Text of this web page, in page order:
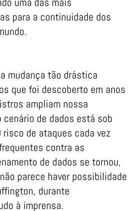
para a continuidade dos
mudança tão drástica
que foi descoberto em anos
ampliam nossa
cenário de dados está sob
de ataques cada vez
contra as
de dados se tornou,
parece haver possibilidade
durante
à imprensa.